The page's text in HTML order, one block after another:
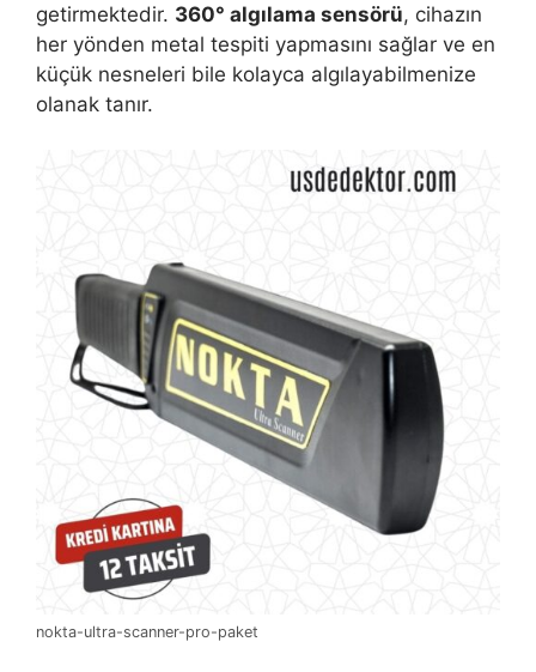
getirmektedir. 360° algılama sensörü, cihazın
her yönden metal tespiti yapmasını sağlar ve en
küçük nesneleri bile kolayca algılayabilmenize
olanak tanır.
nokta-ultra-scanner-pro-paket